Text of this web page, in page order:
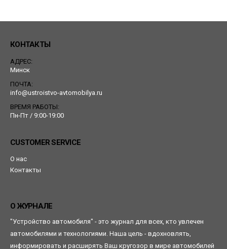
КОНТАКТЫ
АДРЕС:
Минск
ПОЧТА:
info@ustroistvo-avtomobilya.ru
ВРЕМЯ РАБОТЫ:
Пн-Пт / 9:00-19:00
CUSTOMER SERVICE
О нас
Контакты
О ЖУРНАЛЕ
"Устройство автомобиля" - это журнал для всех, кто увлечен
автомобилями и технологиями. Наша цель - вдохновлять,
информировать и расширять Ваш кругозор в мире автомобилей